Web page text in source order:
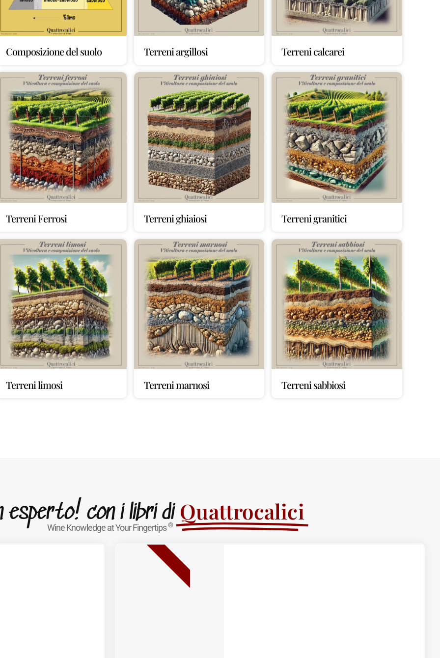
Composizione del suolo Terreni argillosi Terreni calcarei
Terreni Ferrosi Terreni ghiaiosi Terreni granitici
Terreni limosi Terreni marnosi Terreni sabbiosi
esperto! con i libri di Quattrocalici
Wine Knowledge at Your Fingertips®
BESTSELLER